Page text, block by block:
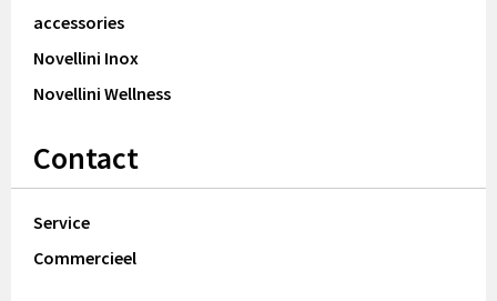
accessories
Novellini Inox
Novellini Wellness
Contact
Service
Commercieel